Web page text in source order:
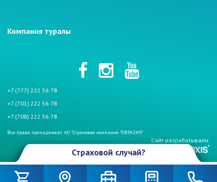
Компания туралы
+7 (777) 222 56 78
+7 (701) 222 56 78
+7 (708) 222 56 78
Все права принадлежат АО "Страховая компания "ЕВРАЗИЯ"
Сайт разрабатывали:
Страховой случай?
беспокойтесь, если у Вас страховой полис АО «СК «Евразия». Мы